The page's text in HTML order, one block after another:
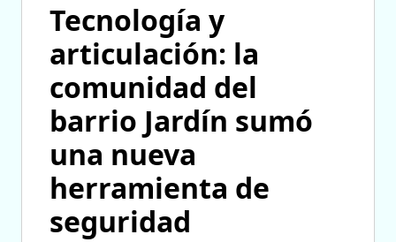
Tecnología y
articulación: la
comunidad del
barrio Jardín sumó
una nueva
herramienta de
seguridad